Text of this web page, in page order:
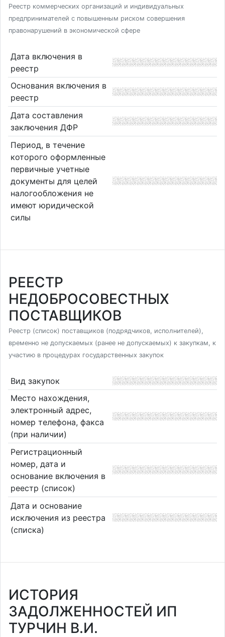
Реестр коммерческих организаций и индивидуальных
предпринимателей с повышенным риском совершения
правонарушений в экономической сфере
Дата включения в
реестр
Основания включения в
реестр
Дата составления
заключения ДФР
Период, в течение
которого оформленные
первичные учетные
документы для целей
налогообложения не
имеют юридической
силы
РЕЕСТР
НЕДОБРОСОВЕСТНЫХ
ПОСТАВЩИКОВ
Реестр (список) поставщиков (подрядчиков, исполнителей),
временно не допускаемых (ранее не допускаемых) к закупкам, к
участию в процедурах государственных закупок
Вид закупок
Место нахождения,
электронный адрес,
номер телефона, факса
(при наличии)
Регистрационный
номер, дата и
основание включения в
реестр (список)
Дата и основание
исключения из реестра
(списка)
ИСТОРИЯ
ЗАДОЛЖЕННОСТЕЙ ИП
ТУРЧИН В.И.